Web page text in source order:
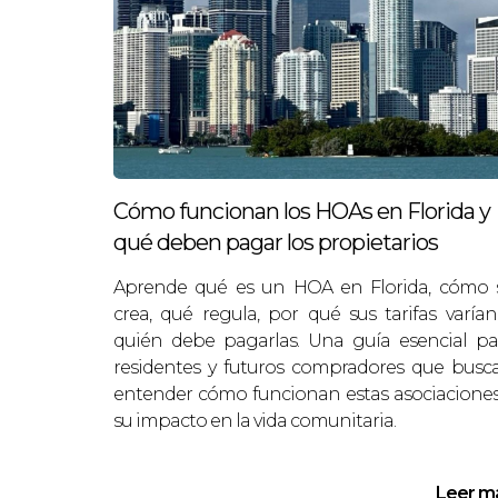
revalorización.
Grupo australiano:adquirió locales
ocio.
“Investigación rigurosa y
PREGUNTAS
¿Necesito un agente
No es obligatorio, pero un agente con
¿Qué costos ocultos debo
Impuestos sobre la propiedad, tarifas
Cómo funcionan los HOAs en Florida y
qué deben pagar los propietarios
Aprende qué es un HOA en Florida, cómo
crea, qué regula, por qué sus tarifas
quién debe pagarlas. Una guía esencial
residentes y futuros compradores que
entender cómo funcionan estas
su impacto en la vida comunitaria.
Leer